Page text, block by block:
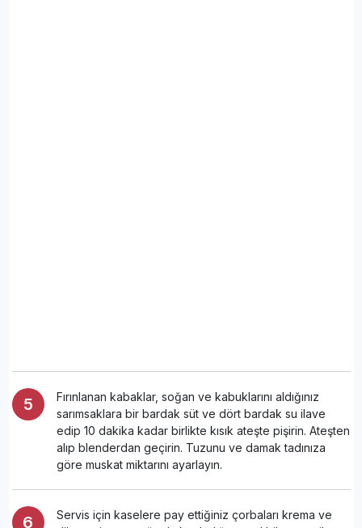
Fırınlanan kabaklar, soğan ve kabuklarını aldığınız
sarımsaklara bir bardak süt ve dört bardak su ilave
edip 10 dakika kadar birlikte kısık ateşte pişirin. Ateşten
alıp blenderdan geçirin. Tuzunu ve damak tadınıza
göre muskat miktarını ayarlayın.
Servis için kaselere pay ettiğiniz çorbaları krema ve